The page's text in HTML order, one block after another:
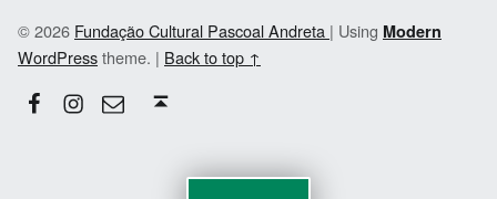
© 2026 Fundação Cultural Pascoal Andreta | Using Modern
WordPresstheme. | Back to top ↑